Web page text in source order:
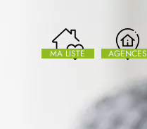
MA LISTE AGENCES